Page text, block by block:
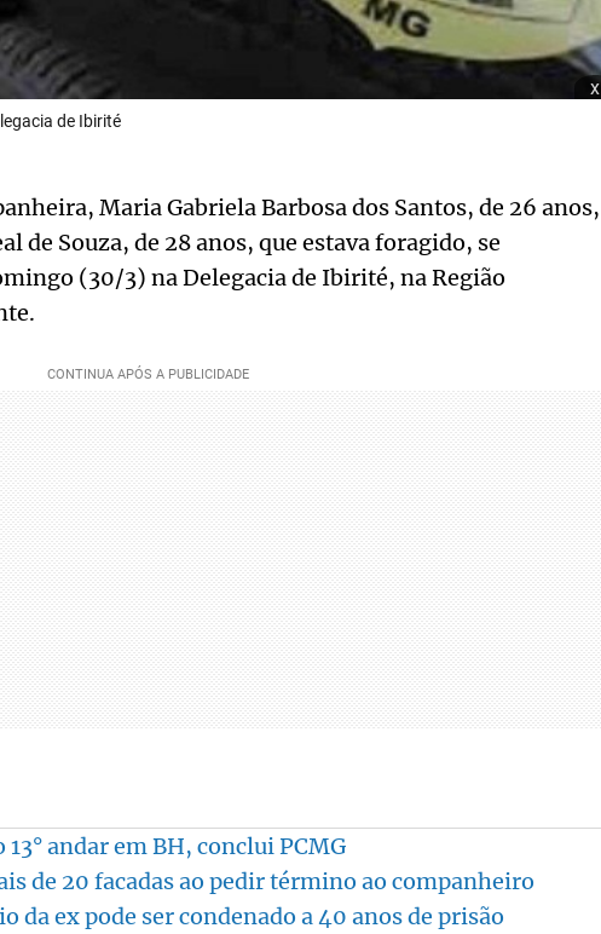
x
de Ibirité
Maria Gabriela Barbosa dos Santos, de 26 anos,
de Souza, de 28 anos, que estava foragido, se
(30/3) na Delegacia de Ibirité, na Região
andar em BH, conclui PCMG
de 20 facadas ao pedir término ao companheiro
da ex pode ser condenado a 40 anos de prisão